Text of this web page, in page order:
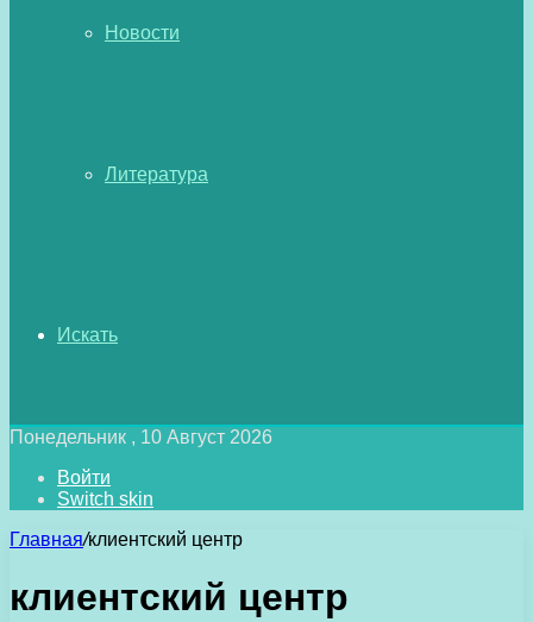
Новости
Литература
Искать
Понедельник , 10 Август 2026
Войти
Switch skin
Главная/клиентский центр
клиентский центр